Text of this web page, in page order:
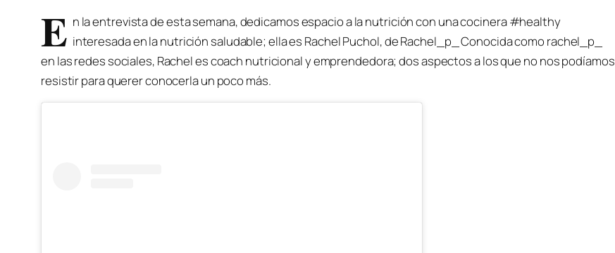
E n la entrevista de esta semana, dedicamos espacio a la nutrición con una cocinera #healthy
interesada en la nutrición saludable; ella es Rachel Puchol, de Rachel_p_ Conocida como rachel_p_
en las redes sociales, Rachel es coach nutricional y emprendedora; dos aspectos a los que no nos podíamos
resistir para querer conocerla un poco más.